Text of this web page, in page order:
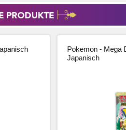
PRODUKTE
Pokemon - Mega
Japanisch